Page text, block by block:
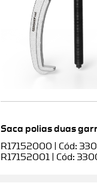
Saca polias duas
R17152000 | Cód:
R17152001 | Cód: